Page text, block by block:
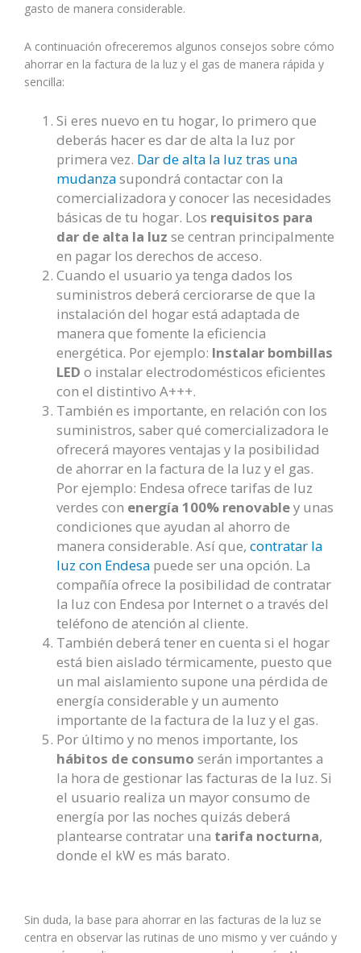
gasto de manera considerable.
A continuación ofreceremos algunos consejos sobre cómo
ahorrar en la factura de la luz y el gas de manera rápida y
sencilla:
Si eres nuevo en tu hogar, lo primero que
deberás hacer es dar de alta la luz por
primera vez. Dar de alta la luz tras una
mudanzasupondrá contactar con la
comercializadora y conocer las necesidades
básicas de tu hogar. Los requisitos para
dar de alta la luz se centran principalmente
en pagar los derechos de acceso.
Cuando el usuario ya tenga dados los
suministros deberá cerciorarse de que la
instalación del hogar está adaptada de
manera que fomente la eficiencia
energética. Por ejemplo: Instalar bombillas
LED o instalar electrodomésticos eficientes
con el distintivo A+++.
También es importante, en relación con los
suministros, saber qué comercializadora le
ofrecerá mayores ventajas y la posibilidad
de ahorrar en la factura de la luz y el gas.
Por ejemplo: Endesa ofrece tarifas de luz
verdes con energía 100% renovabley unas
condiciones que ayudan al ahorro de
manera considerable. Así que, contratar la
luz con Endesa puede ser una opción. La
compañía ofrece la posibilidad de contratar
la luz con Endesa por Internet o a través del
teléfono de atención al cliente.
También deberá tener en cuenta si el hogar
está bien aislado térmicamente, puesto que
un mal aislamiento supone una pérdida de
energía considerable y un aumento
importante de la factura de la luz y el gas.
Por último y no menos importante, los
hábitos de consumo serán importantes a
la hora de gestionar las facturas de la luz. Si
el usuario realiza un mayor consumo de
energía por las noches quizás deberá
plantearse contratar una tarifa nocturna,
donde el kW es más barato.
Sin duda, la base para ahorrar en las facturas de la luz se
centra en observar las rutinas de uno mismo y ver cuándo y